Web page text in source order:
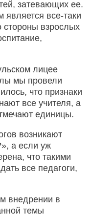
затевающих ее.
все-таки
стороны взрослых
лицее
мы провели
что признаки
все учителя, а
единицы.
возникают
а если уж
что такими
все педагоги,
внедрении в
темы